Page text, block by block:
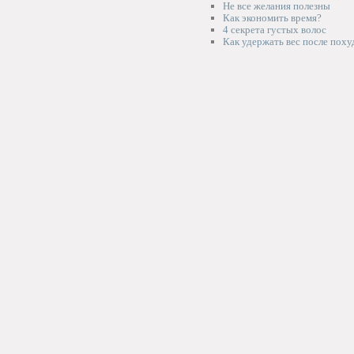
Не все желания полезны
Как экономить время?
4 секрета густых волос
Как удержать вес после